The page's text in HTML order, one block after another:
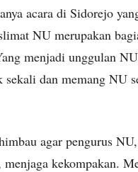
acara di Sidorejo
NU merupakan
menjadi unggulan
sekali dan memang NU
agar pengurus
menjaga kekompakan.